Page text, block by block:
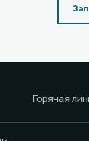
Горячая